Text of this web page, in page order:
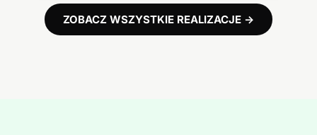
ZOBACZ WSZYSTKIE REALIZACJE →